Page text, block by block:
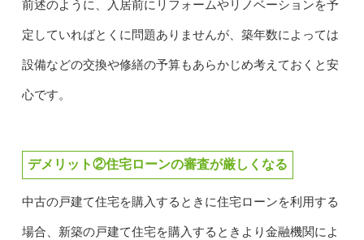
前述のように、入居前にリフォームやリノベーションを予
定していればとくに問題ありませんが、築年数によっては
設備などの交換や修繕の予算もあらかじめ考えておくと安
心です。
デメリット②住宅ローンの審査が厳しくなる
中古の戸建て住宅を購入するときに住宅ローンを利用する
場合、新築の戸建て住宅を購入するときより金融機関によ